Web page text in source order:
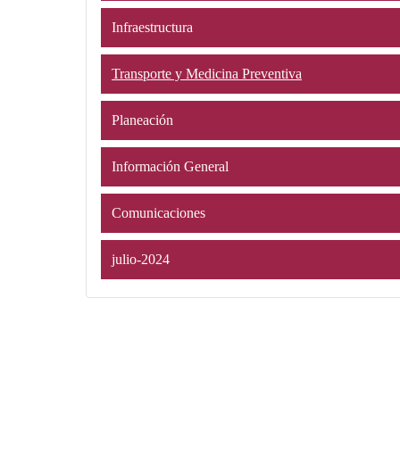
Infraestructura
Transporte y Medicina Preventiva
Planeación
Información General
Comunicaciones
julio-2024